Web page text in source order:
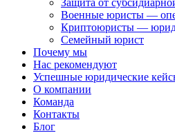
Защита от
Военные юристы —
Криптоюристы —
Семейный юрист
Почему мы
Нас рекомендуют
Успешные юридические
О компании
Команда
Контакты
Блог